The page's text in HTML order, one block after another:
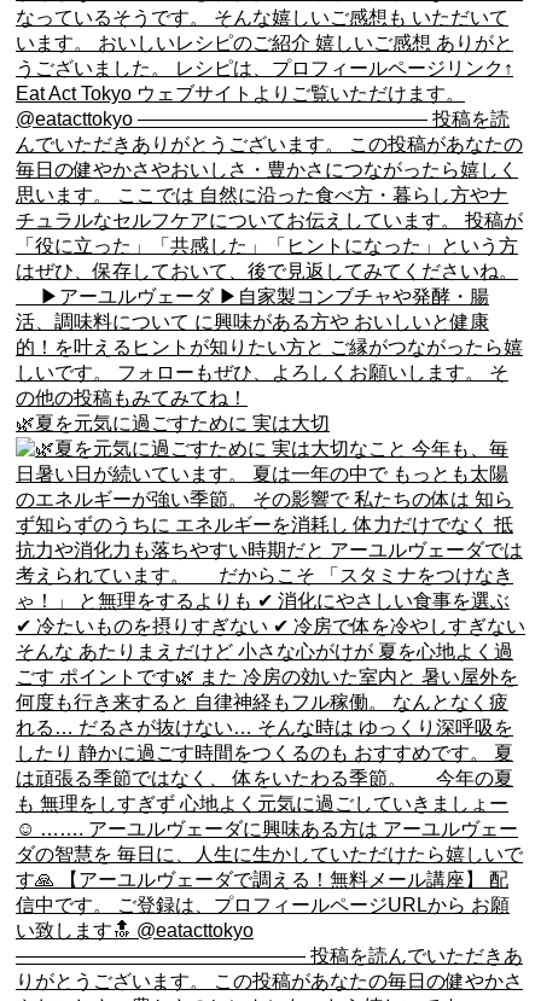
🌿夏を元気に過ごすために 実は大切